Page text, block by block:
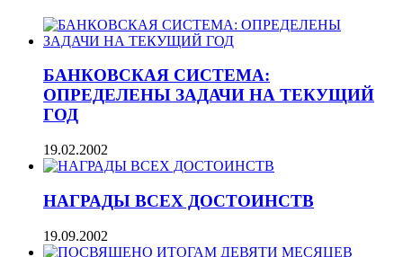
БАНКОВСКАЯ СИСТЕМА:
ОПРЕДЕЛЕНЫ ЗАДАЧИ НА ТЕКУЩИЙ
ГОД
19.02.2002
НАГРАДЫ ВСЕХ ДОСТОИНСТВ
19.09.2002